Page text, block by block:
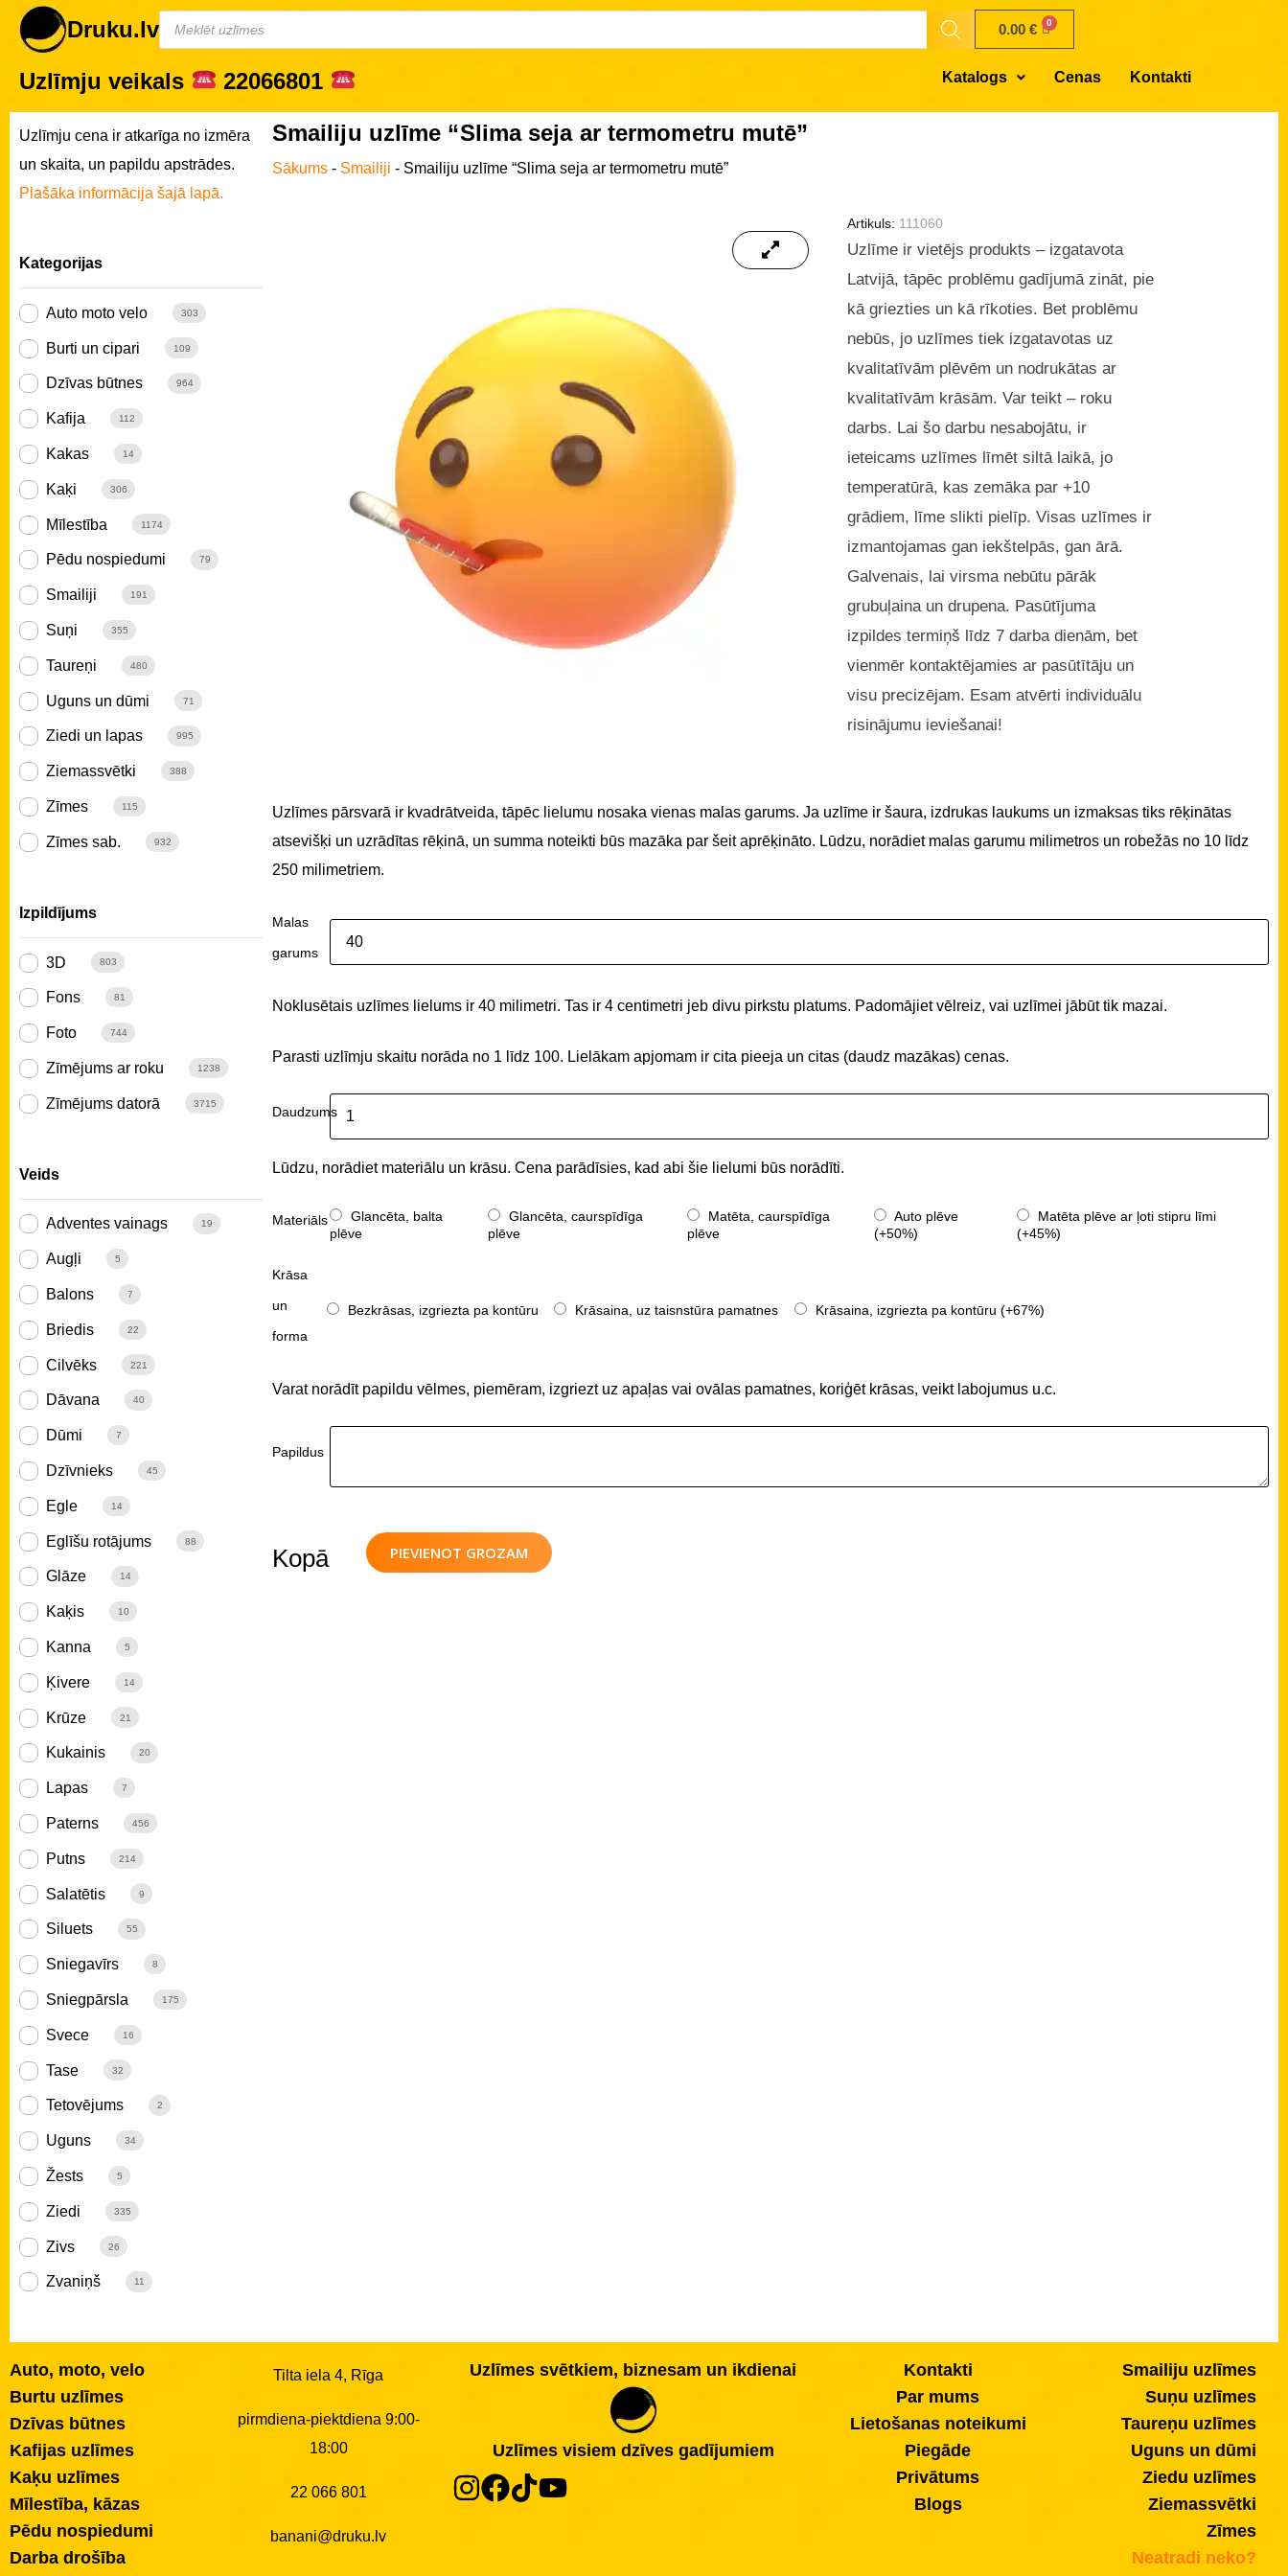
Druku.lv 0.00€
Uzlīmju veikals 22066801 Katalogs Cenas Kontakti
Uzlīmju cena ir atkarīga no izmēra
un skaita, un papildu apstrādes.
Plašāka informācija šajā lapā.
Kategorijas
Auto moto velo 303
Burti un cipari 109
Dzīvas būtnes 964
Kafija 112
Kakas 14
Kaķi 306
Mīlestība 1174
Pēdu nospiedumi 79
Smailiji 191
Suņi 355
Taureņi 480
Uguns un dūmi 71
Ziedi un lapas 995
Ziemassvētki 388
Zīmes 115
Zīmes sab. 932
Izpildījums
3D 803
Fons 81
Foto 744
Zīmējums ar roku 1238
Zīmējums datorā 3715
Veids
Adventes vainags 19
Augļi 5
Balons 7
Briedis 22
Cilvēks 221
Dāvana 40
Dūmi 7
Dzīvnieks 45
Egle 14
Eglīšu rotājums 88
Glāze 14
Kaķis 10
Kanna 5
Ķivere 14
Krūze 21
Kukainis 20
Lapas 7
Paterns 456
Putns 214
Salatētis 9
Siluets 55
Sniegavīrs 8
Sniegpārsla 175
Svece 16
Tase 32
Tetovējums 2
Uguns 34
Žests 5
Ziedi 335
Zivs 26
Zvaniņš 11
Smailiju uzlīme “Slima seja ar termometru mutē”
Sākums- Smailiji - Smailiju uzlīme “Slima seja ar termometru mutē”
Artikuls: 111060
Uzlīme ir vietējs produkts – izgatavota
Latvijā, tāpēc problēmu gadījumā zināt, pie
kā griezties un kā rīkoties. Bet problēmu
nebūs, jo uzlīmes tiek izgatavotas uz
kvalitatīvām plēvēm un nodrukātas ar
kvalitatīvām krāsām. Var teikt – roku
darbs. Lai šo darbu nesabojātu, ir
ieteicams uzlīmes līmēt siltā laikā, jo
temperatūrā, kas zemāka par +10
grādiem, līme slikti pielīp. Visas uzlīmes ir
izmantojamas gan iekštelpās, gan ārā.
Galvenais, lai virsma nebūtu pārāk
grubuļaina un drupena. Pasūtījuma
izpildes termiņš līdz 7 darba dienām, bet
vienmēr kontaktējamies ar pasūtītāju un
visu precizējam. Esam atvērti individuālu
risinājumu ieviešanai!
Uzlīmes pārsvarā ir kvadrātveida, tāpēc lielumu nosaka vienas malas garums. Ja uzlīme ir šaura, izdrukas laukums un izmaksas tiks rēķinātas
atsevišķi un uzrādītas rēķinā, un summa noteikti būs mazāka par šeit aprēķināto. Lūdzu, norādiet malas garumu milimetros un robežās no 10 līdz
250 milimetriem.
Malas
garums
Noklusētais uzlīmes lielums ir 40 milimetri. Tas ir 4 centimetri jeb divu pirkstu platums. Padomājiet vēlreiz, vai uzlīmei jābūt tik mazai.
Parasti uzlīmju skaitu norāda no 1 līdz 100. Lielākam apjomam ir cita pieeja un citas (daudz mazākas) cenas.
Daudzums
Lūdzu, norādiet materiālu un krāsu. Cena parādīsies, kad abi šie lielumi būs norādīti.
Materiāls
Glancēta, balta
plēve
Glancēta, caurspīdīga
plēve
Matēta, caurspīdīga
plēve
Auto plēve
(+50%)
Matēta plēve ar ļoti stipru līmi
(+45%)
Krāsa
un
forma
Bezkrāsas, izgriezta pa kontūru Krāsaina, uz taisnstūra pamatnes Krāsaina, izgriezta pa kontūru (+67%)
Varat norādīt papildu vēlmes, piemēram, izgriezt uz apaļas vai ovālas pamatnes, koriģēt krāsas, veikt labojumus u.c.
Papildus
PIEVIENOT GROZAM
Kopā
Auto, moto, velo
Burtu uzlīmes
Dzīvas būtnes
Kafijas uzlīmes
Kaķu uzlīmes
Mīlestība, kāzas
Pēdu nospiedumi
Darba drošība
Tilta iela 4, Rīga
pirmdiena-piektdiena 9:00-
18:00
22 066 801
banani@druku.lv
Uzlīmes svētkiem, biznesam un ikdienai
Uzlīmes visiem dzīves gadījumiem
Kontakti
Par mums
Lietošanas noteikumi
Piegāde
Privātums
Blogs
Smailiju uzlīmes
Suņu uzlīmes
Taureņu uzlīmes
Uguns un dūmi
Ziedu uzlīmes
Ziemassvētki
Zīmes
Neatradi neko?